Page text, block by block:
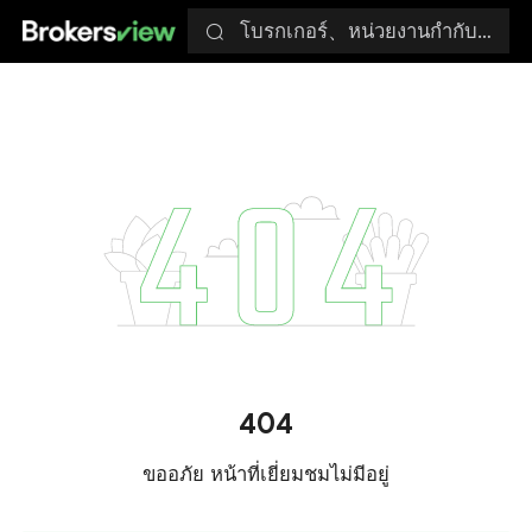
โบรกเกอร์、หน่วยงานกำกับดูแล
404
ขออภัย หน้าที่เยี่ยมชมไม่มีอยู่